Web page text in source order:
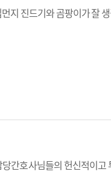
지 진드기와 곰팡이가 잘
간호사님들의 헌신적이